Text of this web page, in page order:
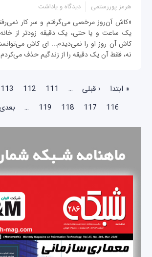
هرمز پوررستمی دیدگاه و یاداشت
«کاش آن‌روز مرخصی می‌گرفتم و سر کار
یک ساعت و یا حتی، یک دقیقه زودتر از
کاش آن روز او را نمی‌دیدم... ای کاش
نه، فقط آن یک دقیقه را از زندگیم حذف
صفحه‌ها
« ابتدا ‹ قبلی …
111
112
113
116
117
118
119
…